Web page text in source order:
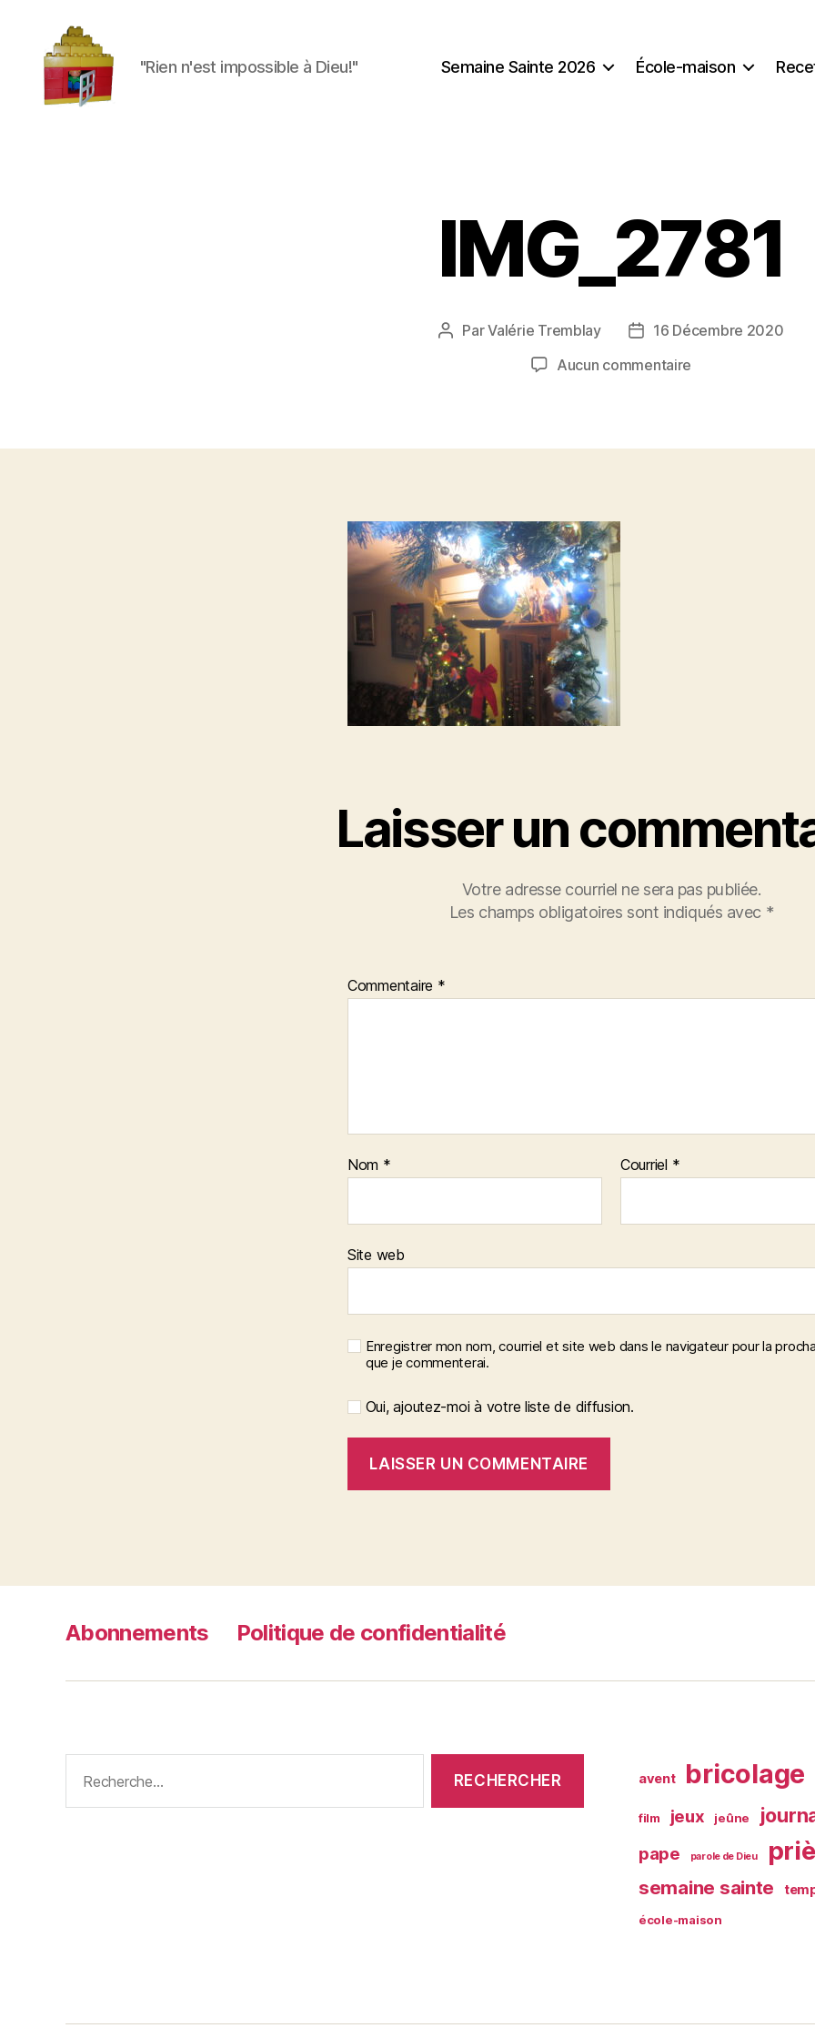
"Rien n'est impossible à Dieu!" Semaine Sainte 2026 École-maison
IMG_2781
Auteur
ParValérie Tremblay
Date
l’article
16 Décembre 2020
Aucun commentaire
Laisser un
Votre adresse courriel ne sera pas publiée.
Les champs obligatoires sont indiqués avec *
Commentaire *
Nom * Courriel *
Site web
Enregistrer mon nom, courriel et site web dans le navigateur pour la
que je commenterai.
Oui, ajoutez-moi à votre liste de diffusion.
Abonnements Politique de confidentialité
avent bricolage
film jeux jeûne
pape parole de Dieu
semaine sainte
école-maison